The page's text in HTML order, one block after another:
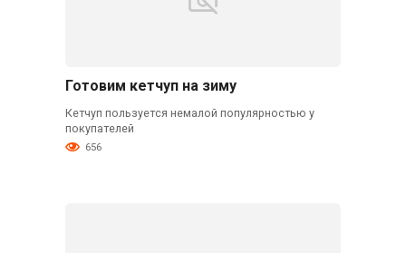
Готовим кетчуп на зиму
Кетчуп пользуется немалой популярностью у
покупателей
656